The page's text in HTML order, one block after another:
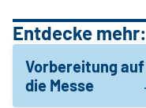
Entdecke mehr:
Vorbereitung auf
die Messe